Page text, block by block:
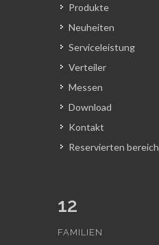
Produkte
Neuheiten
Serviceleistung
Verteiler
Messen
Download
Kontakt
Reservierten bereich
12
FAMILIEN